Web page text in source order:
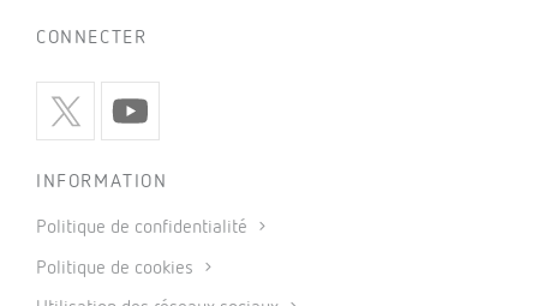
CONNECTER
INFORMATION
Politique de confidentialité
Politique de cookies